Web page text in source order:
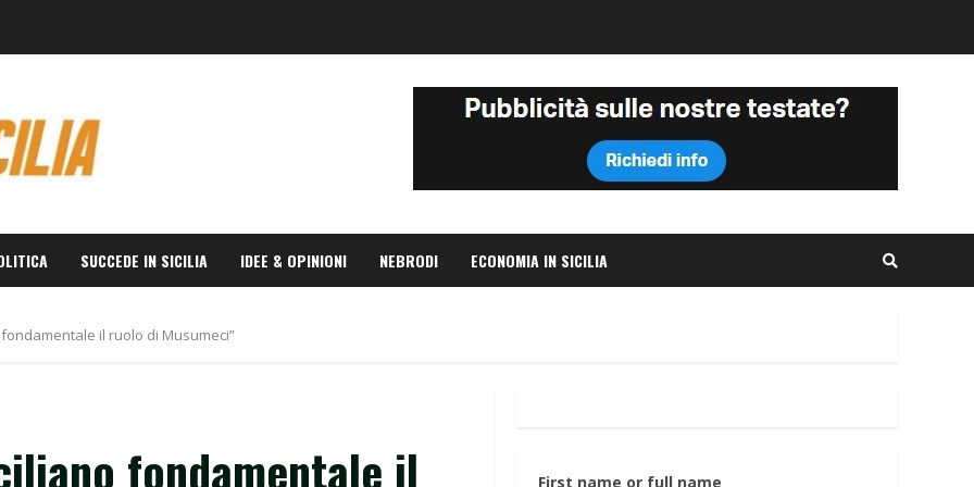
SUCCEDE IN SICILIA IDEE & OPINIONI NEBRODI ECONOMIA IN SICILIA
il ruolo di Musumeci”
fondamentale il
First name or full name